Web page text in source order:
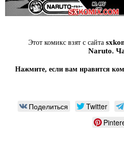
Этот комикс взят с сайта
Naruto.
Нажмите, если вам нравится
Поделиться Twitter